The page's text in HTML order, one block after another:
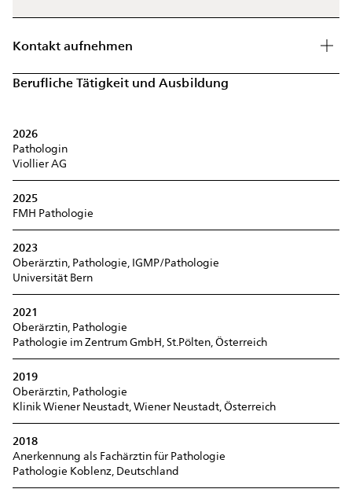
Kontakt aufnehmen
Berufliche Tätigkeit und Ausbildung
2026
Pathologin
Viollier AG
2025
FMH Pathologie
2023
Oberärztin, Pathologie, IGMP/Pathologie
Universität Bern
2021
Oberärztin, Pathologie
Pathologie im Zentrum GmbH, St.Pölten, Österreich
2019
Oberärztin, Pathologie
Klinik Wiener Neustadt, Wiener Neustadt, Österreich
2018
Anerkennung als Fachärztin für Pathologie
Pathologie Koblenz, Deutschland